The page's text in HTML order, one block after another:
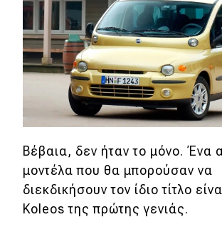
DRIVE Away
MOTO
Μεταχειρισμένο
Οδηγός αγοράς
Συμβουλές
Βέβαια, δεν ήταν το μόνο. Ένα
μοντέλα που θα μπορούσαν να
διεκδικήσουν τον ίδιο τίτλο
Koleos της πρώτης γενιάς.